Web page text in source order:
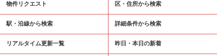
物件リクエスト 区・住所から検索
駅・沿線から検索 詳細条件から検索
リアルタイム更新一覧 昨日・本日の新着